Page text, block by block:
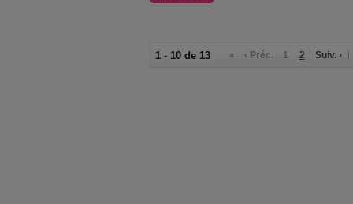
1 - 10 de 13 « ‹ Préc. 1 2 Suiv. ›